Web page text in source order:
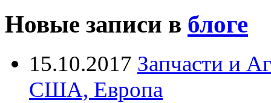
Новые записи в блоге
15.10.2017 Запчасти и
США, Европа